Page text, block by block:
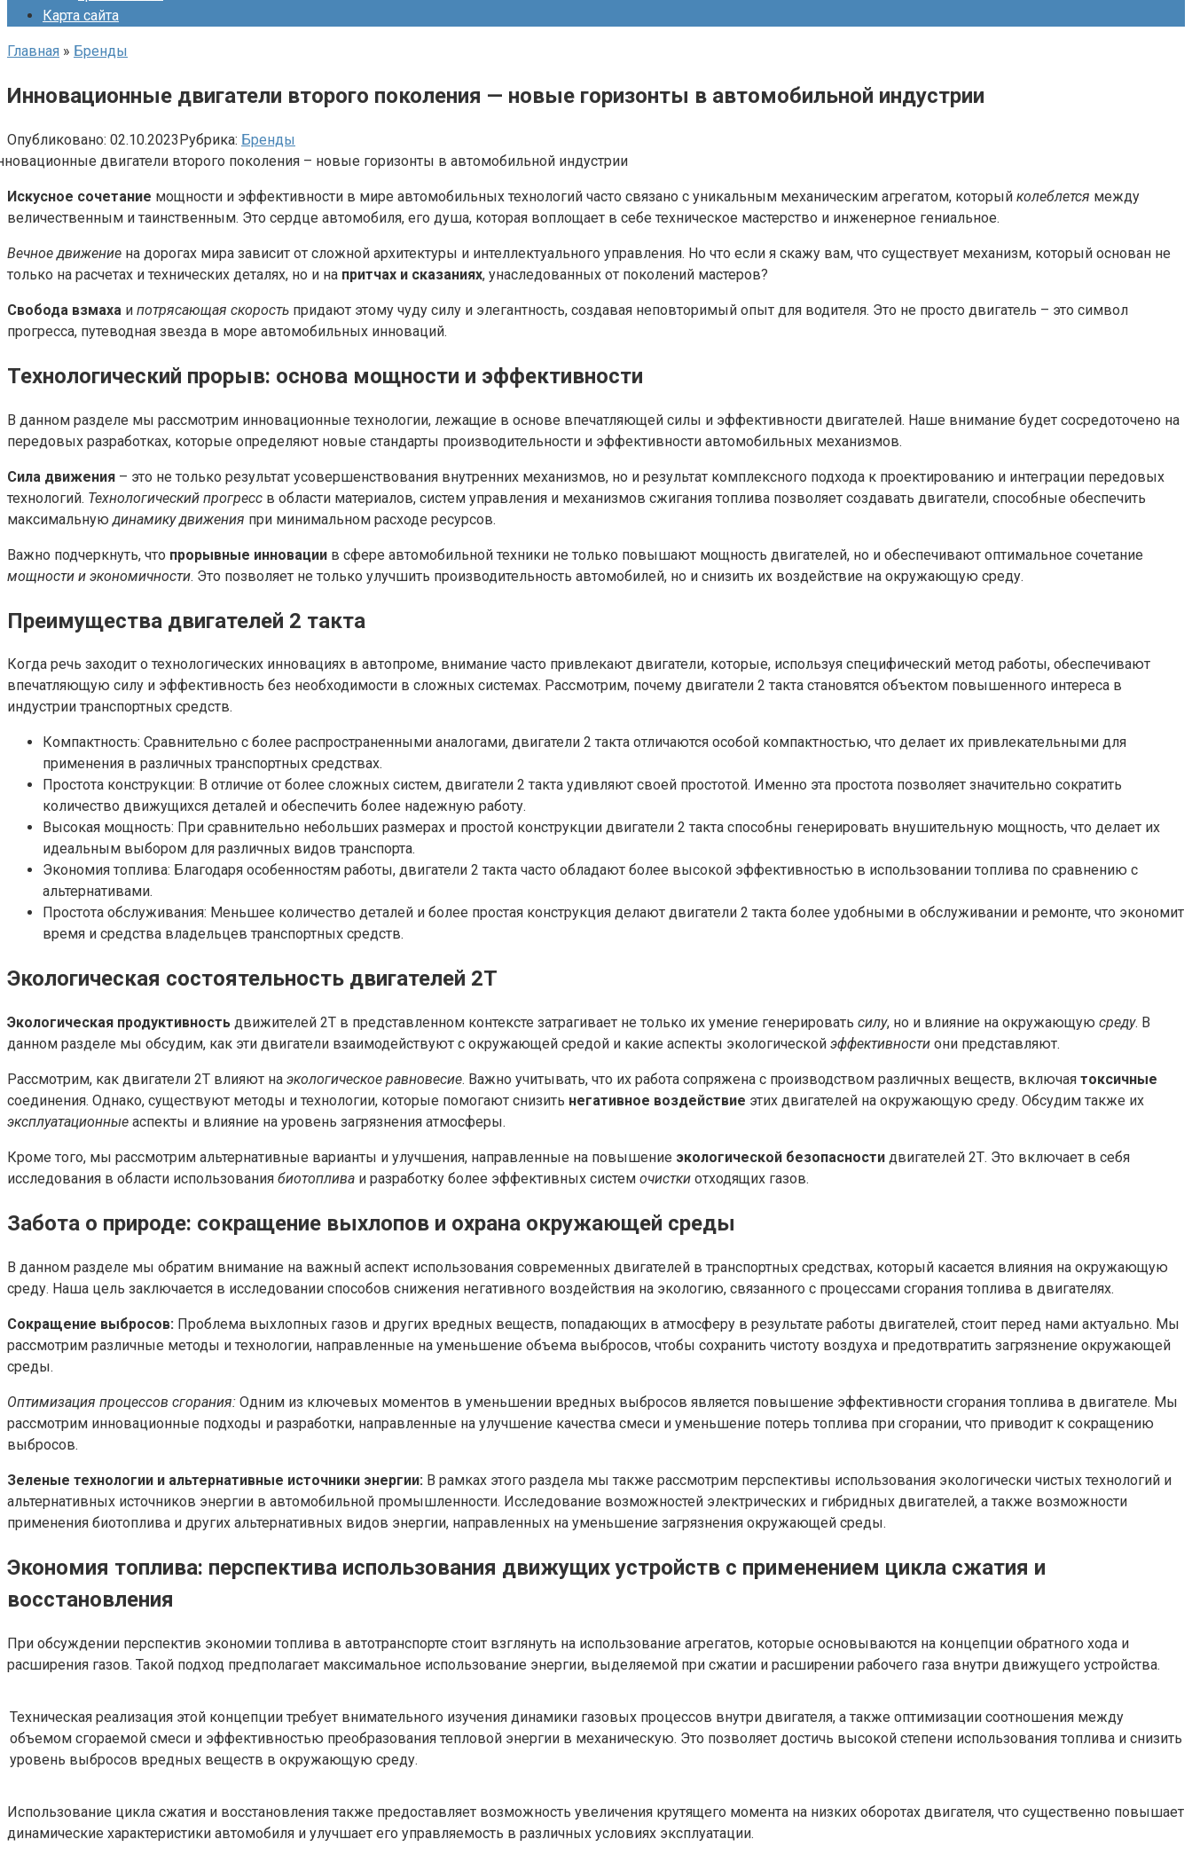
Карта сайта
Главная » Бренды
Инновационные двигатели второго поколения — новые горизонты в автомобильной индустрии
Опубликовано: 02.10.2023Рубрика: Бренды
Искусное сочетание мощности и эффективности в мире автомобильных технологий часто связано с уникальным механическим агрегатом, который колеблется между
величественным и таинственным. Это сердце автомобиля, его душа, которая воплощает в себе техническое мастерство и инженерное гениальное.
Вечное движение на дорогах мира зависит от сложной архитектуры и интеллектуального управления. Но что если я скажу вам, что существует механизм, который основан не
только на расчетах и технических деталях, но и на притчах и сказаниях, унаследованных от поколений мастеров?
Свобода взмаха и потрясающая скорость придают этому чуду силу и элегантность, создавая неповторимый опыт для водителя. Это не просто двигатель – это символ
прогресса, путеводная звезда в море автомобильных инноваций.
Технологический прорыв: основа мощности и эффективности
В данном разделе мы рассмотрим инновационные технологии, лежащие в основе впечатляющей силы и эффективности двигателей. Наше внимание будет сосредоточено на
передовых разработках, которые определяют новые стандарты производительности и эффективности автомобильных механизмов.
Сила движения – это не только результат усовершенствования внутренних механизмов, но и результат комплексного подхода к проектированию и интеграции передовых
технологий. Технологический прогресс в области материалов, систем управления и механизмов сжигания топлива позволяет создавать двигатели, способные обеспечить
максимальную динамику движения при минимальном расходе ресурсов.
Важно подчеркнуть, что прорывные инновации в сфере автомобильной техники не только повышают мощность двигателей, но и обеспечивают оптимальное сочетание
мощности и экономичности. Это позволяет не только улучшить производительность автомобилей, но и снизить их воздействие на окружающую среду.
Преимущества двигателей 2 такта
Когда речь заходит о технологических инновациях в автопроме, внимание часто привлекают двигатели, которые, используя специфический метод работы, обеспечивают
впечатляющую силу и эффективность без необходимости в сложных системах. Рассмотрим, почему двигатели 2 такта становятся объектом повышенного интереса в
индустрии транспортных средств.
Компактность: Сравнительно с более распространенными аналогами, двигатели 2 такта отличаются особой компактностью, что делает их привлекательными для
применения в различных транспортных средствах.
Простота конструкции: В отличие от более сложных систем, двигатели 2 такта удивляют своей простотой. Именно эта простота позволяет значительно сократить
количество движущихся деталей и обеспечить более надежную работу.
Высокая мощность: При сравнительно небольших размерах и простой конструкции двигатели 2 такта способны генерировать внушительную мощность, что делает их
идеальным выбором для различных видов транспорта.
Экономия топлива: Благодаря особенностям работы, двигатели 2 такта часто обладают более высокой эффективностью в использовании топлива по сравнению с
альтернативами.
Простота обслуживания: Меньшее количество деталей и более простая конструкция делают двигатели 2 такта более удобными в обслуживании и ремонте, что экономит
время и средства владельцев транспортных средств.
Экологическая состоятельность двигателей 2T
Экологическая продуктивность движителей 2Т в представленном контексте затрагивает не только их умение генерировать силу, но и влияние на окружающую среду. В
данном разделе мы обсудим, как эти двигатели взаимодействуют с окружающей средой и какие аспекты экологической эффективности они представляют.
Рассмотрим, как двигатели 2Т влияют на экологическое равновесие. Важно учитывать, что их работа сопряжена с производством различных веществ, включая токсичные
соединения. Однако, существуют методы и технологии, которые помогают снизить негативное воздействие этих двигателей на окружающую среду. Обсудим также их
эксплуатационные аспекты и влияние на уровень загрязнения атмосферы.
Кроме того, мы рассмотрим альтернативные варианты и улучшения, направленные на повышение экологической безопасности двигателей 2Т. Это включает в себя
исследования в области использования биотоплива и разработку более эффективных систем очистки отходящих газов.
Забота о природе: сокращение выхлопов и охрана окружающей среды
В данном разделе мы обратим внимание на важный аспект использования современных двигателей в транспортных средствах, который касается влияния на окружающую
среду. Наша цель заключается в исследовании способов снижения негативного воздействия на экологию, связанного с процессами сгорания топлива в двигателях.
Сокращение выбросов: Проблема выхлопных газов и других вредных веществ, попадающих в атмосферу в результате работы двигателей, стоит перед нами актуально. Мы
рассмотрим различные методы и технологии, направленные на уменьшение объема выбросов, чтобы сохранить чистоту воздуха и предотвратить загрязнение окружающей
среды.
Оптимизация процессов сгорания: Одним из ключевых моментов в уменьшении вредных выбросов является повышение эффективности сгорания топлива в двигателе. Мы
рассмотрим инновационные подходы и разработки, направленные на улучшение качества смеси и уменьшение потерь топлива при сгорании, что приводит к сокращению
выбросов.
Зеленые технологии и альтернативные источники энергии: В рамках этого раздела мы также рассмотрим перспективы использования экологически чистых технологий и
альтернативных источников энергии в автомобильной промышленности. Исследование возможностей электрических и гибридных двигателей, а также возможности
применения биотоплива и других альтернативных видов энергии, направленных на уменьшение загрязнения окружающей среды.
Экономия топлива: перспектива использования движущих устройств с применением цикла сжатия и
восстановления
При обсуждении перспектив экономии топлива в автотранспорте стоит взглянуть на использование агрегатов, которые основываются на концепции обратного хода и
расширения газов. Такой подход предполагает максимальное использование энергии, выделяемой при сжатии и расширении рабочего газа внутри движущего устройства.
Техническая реализация этой концепции требует внимательного изучения динамики газовых процессов внутри двигателя, а также оптимизации соотношения между
объемом сгораемой смеси и эффективностью преобразования тепловой энергии в механическую. Это позволяет достичь высокой степени использования топлива и снизить
уровень выбросов вредных веществ в окружающую среду.
Использование цикла сжатия и восстановления также предоставляет возможность увеличения крутящего момента на низких оборотах двигателя, что существенно повышает
динамические характеристики автомобиля и улучшает его управляемость в различных условиях эксплуатации.